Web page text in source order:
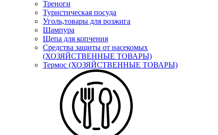
Треноги
Туристическая посуда
Уголь,товары для розжига
Шампура
Щепа для копчения
Средства защиты от насекомых
(ХОЗЯЙСТВЕННЫЕ ТОВАРЫ)
Термос (ХОЗЯЙСТВЕННЫЕ ТОВАРЫ)